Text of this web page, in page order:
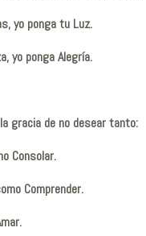
yo ponga tu Luz.
yo ponga Alegría.
gracia de no desear tanto:
Consolar.
Comprender.